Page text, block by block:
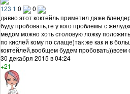
123 1 0
0
давно этот коктейль приметил даже
буду пробовать,те у кого проблемы с
медом можно хоть столовую ложку
по кислей кому по слаще)так же как и в
коктейлей,вообщем будем пробовать))всем
30 декабря 2015 в 04:24
+21